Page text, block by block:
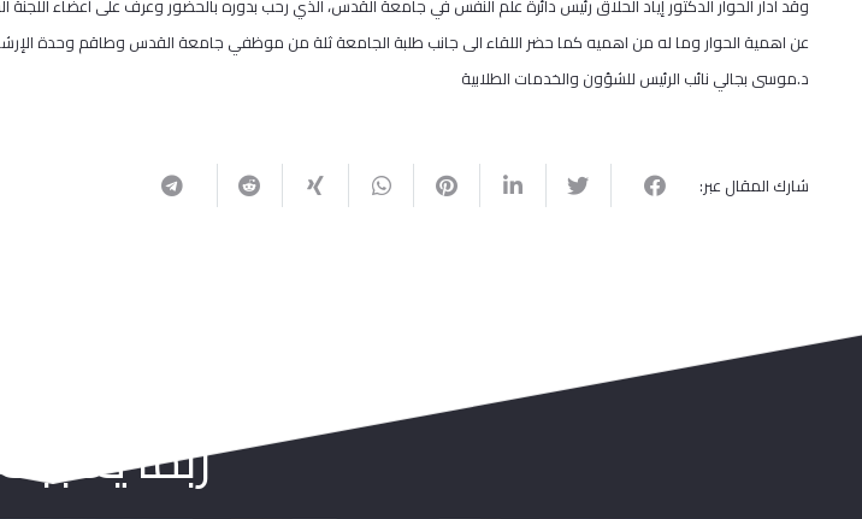
وقد أدار الحوار الدكتور إياد الحلاق رئيس دائرة علم النفس في جامعة القدس، الذي رحب بدوره بالحضور وعرف على أعضاء
عن اهمية الحوار وما له من اهميه كما حضر اللقاء الى جانب طلبة الجامعة ثلة من موظفي جامعة القدس وطاقم وحدة
د.موسى بجالي نائب الرئيس للشؤون والخدمات الطلابية
شارك المقال عبر:
ربما